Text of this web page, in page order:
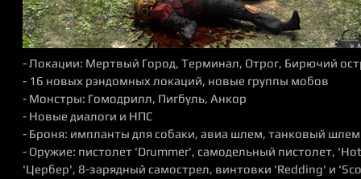
- Локации: Мертвый Город, Терминал, Отрог, Бирючий
- 16 новых рэндомных локаций, новые группы мобов
- Монстры: Гомодрилл, Пигбуль, Анкор
- Новые диалоги и НПС
- Броня: импланты для собаки, авиа шлем, танковый шлем
- Оружие: пистолет 'Drummer', самодельный пистолет,
'Цербер', 8-зарядный самострел, винтовки 'Redding' и